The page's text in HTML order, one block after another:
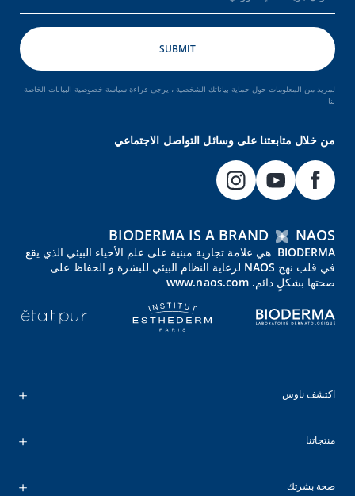
لمزيد من المعلومات حول حماية بياناتك الشخصية ، يرجى قراءة سياسة خصوصية البيانات الخاصة
بنا
من خلال متابعتنا على وسائل التواصل الاجتماعي
BIODERMA IS A BRAND NAOS
BIODERMA هي علامة تجارية مبنية على علم الأحياء البيئي الذي يقع
في قلب نهج NAOS لرعاية النظام البيئي للبشرة و الحفاظ على
صحتها بشكلٍ دائم. www.naos.com
اكتشف ناوس
منتجاتنا
صحة بشرتك